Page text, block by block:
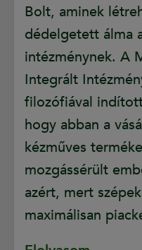
Bolt, aminek
dédelgetett álma
intézménynek. A
Integrált
filozófiával
hogy abban a
kézműves
mozgássérült
azért, mert
maximálisan